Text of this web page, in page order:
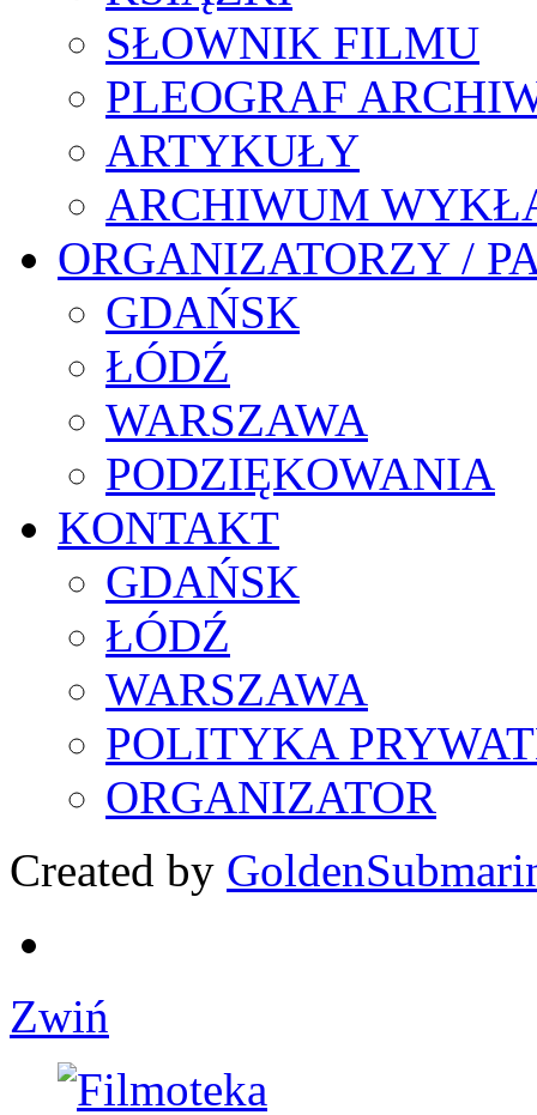
SŁOWNIK FILMU
PLEOGRAF
ARTYKUŁY
ARCHIWUM
ORGANIZATORZY /
GDAŃSK
ŁÓDŹ
WARSZAWA
PODZIĘKOWANIA
KONTAKT
GDAŃSK
ŁÓDŹ
WARSZAWA
POLITYKA
ORGANIZATOR
Created by
Zwiń